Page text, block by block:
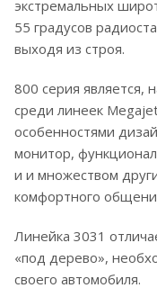
экстремальных
55 градусов
выходя из строя.
800 серия является,
среди линеек
особенностями
монитор,
и и множеством
комфортного
Линейка 3031
«под дерево»,
своего автомобиля.